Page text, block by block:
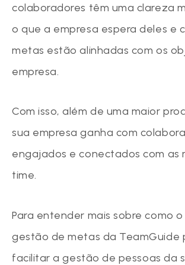
colaboradores têm uma clareza
o que a empresa espera deles e
metas estão alinhadas com os
empresa.
Com isso, além de uma maior
sua empresa ganha com
engajados e conectados com as
time.
Para entender mais sobre como
gestão de metas da TeamGuide
facilitar a gestão de pessoas da